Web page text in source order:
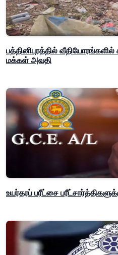
பத்தினிபுரத்தில்
மக்கள் அவதி
உயர்தரப் பரீட்சை